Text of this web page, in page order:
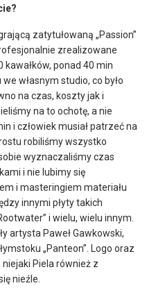
zatytułowaną „Passion”
zrealizowane
ponad 40 min
własnym studio, co było
na czas, koszty jak i
na to ochotę, a nie
i człowiek musiał patrzeć na
robiliśmy wszystko
wyznaczaliśmy czas
i nie lubimy się
i masteringiem materiału
innymi płyty takich
i wielu, wielu innym.
artysta Paweł Gawkowski,
„Panteon”. Logo oraz
Piela również z
nieźle.